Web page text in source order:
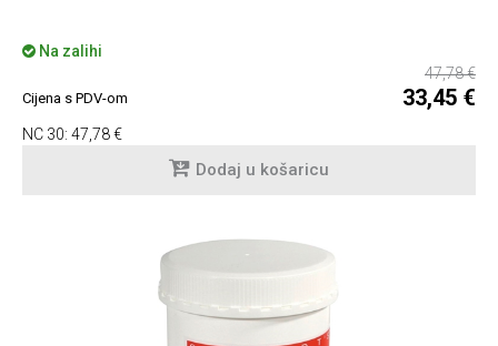
Na zalihi
47,78 €
Cijena s PDV-om 33,45 €
NC 30: 47,78 €
Dodaj u košaricu